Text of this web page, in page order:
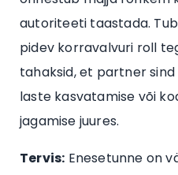
autoriteeti taastada.
pidev korravalvuri roll
tahaksid, et partner
laste kasvatamise või
jagamise juures.
Tervis: Enesetunne on